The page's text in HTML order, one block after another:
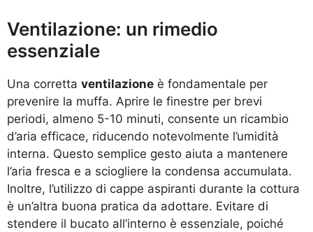
Ventilazione: un rimedio
essenziale
Una corretta ventilazione è fondamentale per
prevenire la muffa. Aprire le finestre per brevi
periodi, almeno 5-10 minuti, consente un ricambio
d’aria efficace, riducendo notevolmente l’umidità
interna. Questo semplice gesto aiuta a mantenere
l’aria fresca e a sciogliere la condensa accumulata.
Inoltre, l’utilizzo di cappe aspiranti durante la cottura
è un’altra buona pratica da adottare. Evitare di
stendere il bucato all’interno è essenziale, poiché